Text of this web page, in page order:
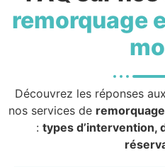
remorquage
Découvrez les réponses
nos services de
: types d’intervention,